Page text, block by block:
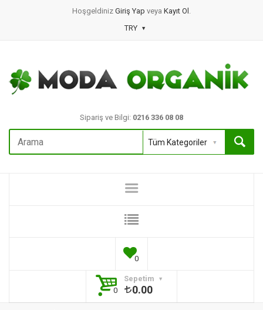
Hoşgeldiniz Giriş Yap veya Kayıt Ol .
TRY
Sipariş ve Bilgi: 0216 336 08 08
0
Sepetim
0
0.00